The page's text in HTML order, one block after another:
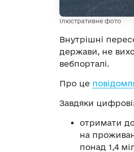
Ілюстративне фото
Внутрішні
держави, не
вебпорталі.
Про це
Завдяки
отримати
на
понад 1,4